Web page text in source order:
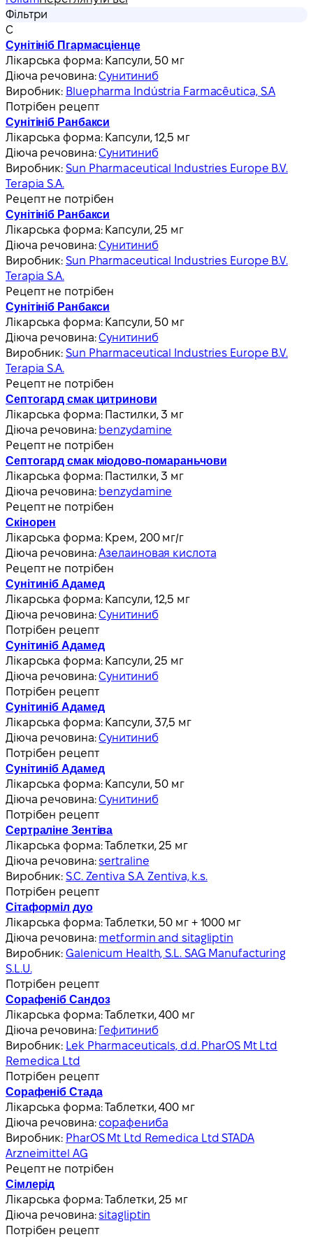
Фільтри
С
Сунітініб Пгармасціенце
Лікарська форма: Капсули, 50 мг
Діюча речовина:Сунитиниб
Виробник: Bluepharma Indústria Farmacêutica, S.A
Потрібен рецепт
Сунітініб Ранбакси
Лікарська форма: Капсули, 12,5 мг
Діюча речовина:Сунитиниб
Виробник:Sun Pharmaceutical Industries Europe B.V.
Terapia S.A.
Рецепт не потрібен
Сунітініб Ранбакси
Лікарська форма: Капсули, 25 мг
Діюча речовина:Сунитиниб
Виробник:Sun Pharmaceutical Industries Europe B.V.
Terapia S.A.
Рецепт не потрібен
Сунітініб Ранбакси
Лікарська форма: Капсули, 50 мг
Діюча речовина:Сунитиниб
Виробник:Sun Pharmaceutical Industries Europe B.V.
Terapia S.A.
Рецепт не потрібен
Септогард смак цитринови
Лікарська форма: Пастилки, 3 мг
Діюча речовина: benzydamine
Рецепт не потрібен
Септогард смак міодово-помараньчови
Лікарська форма: Пастилки, 3 мг
Діюча речовина: benzydamine
Рецепт не потрібен
Скінорен
Лікарська форма: Крем, 200 мг/г
Діюча речовина:Азелаиновая кислота
Рецепт не потрібен
Сунітиніб Адамед
Лікарська форма: Капсули, 12,5 мг
Діюча речовина:Сунитиниб
Потрібен рецепт
Сунітиніб Адамед
Лікарська форма: Капсули, 25 мг
Діюча речовина:Сунитиниб
Потрібен рецепт
Сунітиніб Адамед
Лікарська форма: Капсули, 37,5 мг
Діюча речовина:Сунитиниб
Потрібен рецепт
Сунітиніб Адамед
Лікарська форма: Капсули, 50 мг
Діюча речовина:Сунитиниб
Потрібен рецепт
Сертраліне Зентіва
Лікарська форма:Таблетки, 25 мг
Діюча речовина:sertraline
Виробник:S.C. Zentiva S.A. Zentiva, k.s.
Потрібен рецепт
Сітаформіл дуо
Лікарська форма:Таблетки, 50 мг + 1000 мг
Діюча речовина: metformin and sitagliptin
Виробник:Galenicum Health, S.L. SAG Manufacturing
S.L.U.
Потрібен рецепт
Сорафеніб Сандоз
Лікарська форма:Таблетки, 400 мг
Діюча речовина: Гефитиниб
Виробник: Lek Pharmaceuticals, d.d. PharOS Mt Ltd
Remedica Ltd
Потрібен рецепт
Сорафеніб Стада
Лікарська форма:Таблетки, 400 мг
Діюча речовина: сорафениба
Виробник: PharOS Mt Ltd Remedica Ltd STADA
Arzneimittel AG
Рецепт не потрібен
Сімлерід
Лікарська форма:Таблетки, 25 мг
Діюча речовина:sitagliptin
Потрібен рецепт